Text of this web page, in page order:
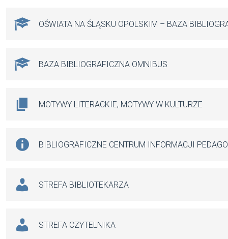
OŚWIATA NA ŚLĄSKU OPOLSKIM – BAZA
BAZA BIBLIOGRAFICZNA OMNIBUS
MOTYWY LITERACKIE, MOTYWY W KULTURZE
BIBLIOGRAFICZNE CENTRUM INFORMACJI
STREFA BIBLIOTEKARZA
STREFA CZYTELNIKA